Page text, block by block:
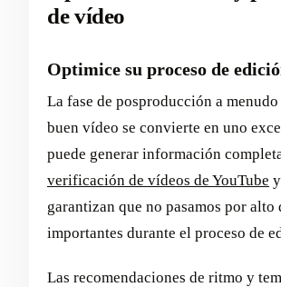
de vídeo
Optimice su proceso de
La fase de posproducción a
buen vídeo se convierte en uno
puede generar información
verificación de vídeos de YouTube
garantizan que no pasamos por alto
importantes durante el proceso de
Las recomendaciones de ritmo y